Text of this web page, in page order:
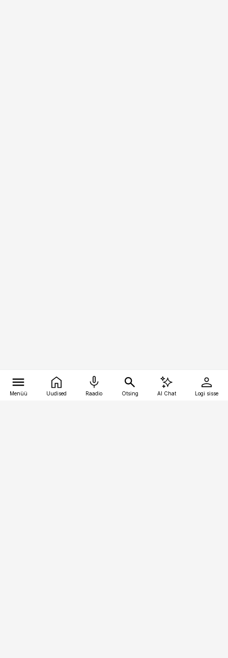
Menüü Uudised Raadio Otsing AI Chat Logi sisse